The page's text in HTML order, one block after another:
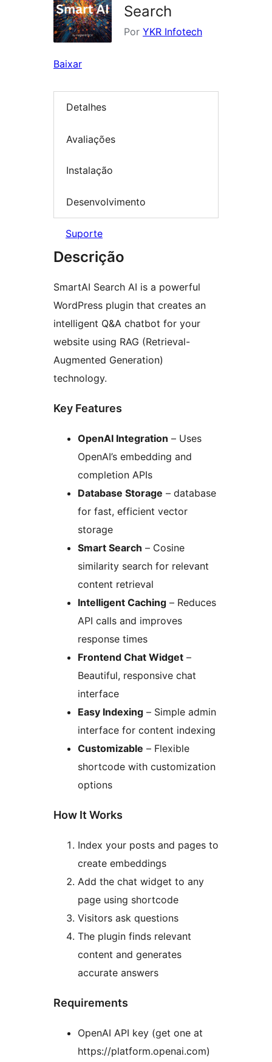
Search
Por YKR Infotech
Baixar
Detalhes
Avaliações
Instalação
Desenvolvimento
Suporte
Descrição
SmartAI Search AI is a powerful
WordPress plugin that creates an
intelligent Q&A chatbot for your
website using RAG (Retrieval-
Augmented Generation)
technology.
Key Features
OpenAI Integration – Uses
OpenAI’s embedding and
completion APIs
Database Storage – database
for fast, efficient vector
storage
Smart Search – Cosine
similarity search for relevant
content retrieval
Intelligent Caching – Reduces
API calls and improves
response times
Frontend Chat Widget –
Beautiful, responsive chat
interface
Easy Indexing – Simple admin
interface for content indexing
Customizable – Flexible
shortcode with customization
options
How It Works
Index your posts and pages to
create embeddings
Add the chat widget to any
page using shortcode
Visitors ask questions
The plugin finds relevant
content and generates
accurate answers
Requirements
OpenAI API key (get one at
https://platform.openai.com)